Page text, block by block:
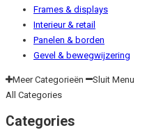
Frames & displays
Interieur & retail
Panelen & borden
Gevel & bewegwijzering
Meer Categorieën
Sluit Menu
All Categories
Categories